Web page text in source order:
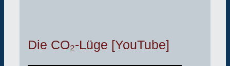
Die CO₂-Lüge [YouTube]